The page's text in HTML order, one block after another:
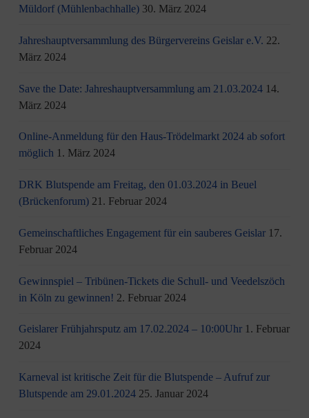
Müldorf (Mühlenbachhalle) 30. März 2024
Jahreshauptversammlung des Bürgervereins Geislar e.V. 22.
März 2024
Save the Date: Jahreshauptversammlung am 21.03.2024 14.
März 2024
Online-Anmeldung für den Haus-Trödelmarkt 2024 ab sofort
möglich 1. März 2024
DRK Blutspende am Freitag, den 01.03.2024 in Beuel
(Brückenforum) 21. Februar 2024
Gemeinschaftliches Engagement für ein sauberes Geislar 17.
Februar 2024
Gewinnspiel – Tribünen-Tickets die Schull- und Veedelszöch
in Köln zu gewinnen! 2. Februar 2024
Geislarer Frühjahrsputz am 17.02.2024 – 10:00Uhr 1. Februar
2024
Karneval ist kritische Zeit für die Blutspende – Aufruf zur
Blutspende am 29.01.2024 25. Januar 2024